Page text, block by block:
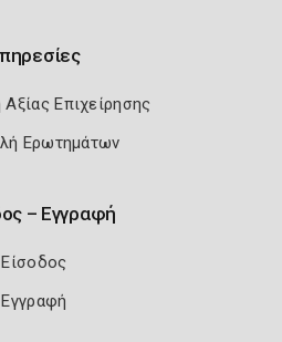
Επιχείρησης
Ερωτημάτων
– Εγγραφή
Είσοδος
Εγγραφή